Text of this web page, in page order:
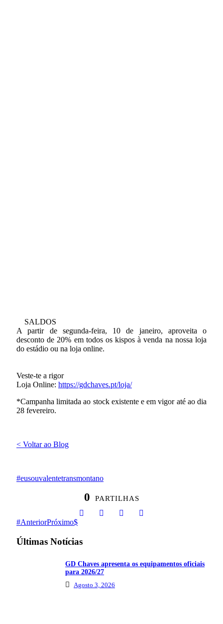
SALDOS
A partir de segunda-feira, 10 de janeiro, aproveita o
desconto de 20% em todos os kispos à venda na nossa loja
do estádio ou na loja online.
Veste-te a rigor
Loja Online: https://gdchaves.pt/loja/
*Campanha limitada ao stock existente e em vigor até ao dia
28 fevereiro.
< Voltar ao Blog
#eusouvalentetransmontano
0 PARTILHAS
AnteriorPróximo
Últimas Notícias
GD Chaves apresenta os equipamentos oficiais
para 2026/27
Agosto 3, 2026